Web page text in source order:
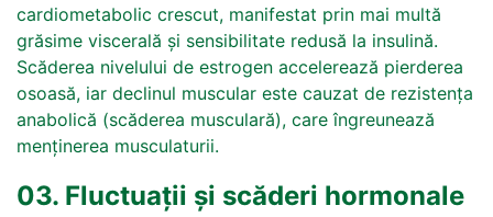
cardiometabolic crescut, manifestat prin mai multă
grăsime viscerală și sensibilitate redusă la insulină.
Scăderea nivelului de estrogen accelerează pierderea
osoasă, iar declinul muscular este cauzat de rezistența
anabolică (scăderea musculară), care îngreunează
menținerea musculaturii.
03. Fluctuații și scăderi hormonale